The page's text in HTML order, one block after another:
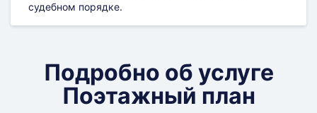
судебном порядке.
Подробно об услуге
Поэтажный план